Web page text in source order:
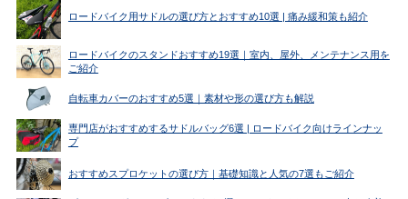
ロードバイク用サドルの選び方とおすすめ10選 | 痛み緩和策も紹介
ロードバイクのスタンドおすすめ19選｜室内、屋外、メンテナンス用を
ご紹介
自転車カバーのおすすめ5選｜素材や形の選び方も解説
専門店がおすすめするサドルバッグ6選 | ロードバイク向けラインナッ
プ
おすすめスプロケットの選び方｜基礎知識と人気の7選もご紹介